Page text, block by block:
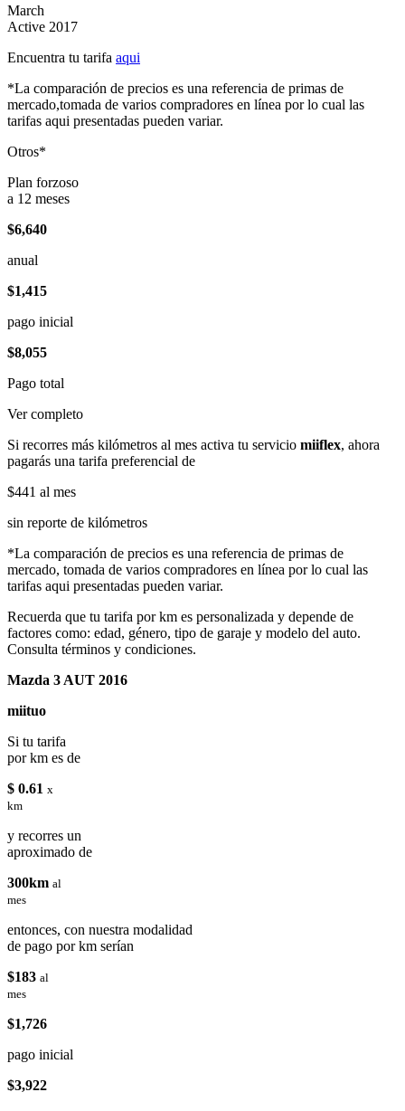
March
Active 2017
Encuentra tu tarifa aqui
*La comparación de precios es una referencia de primas de
mercado,tomada de varios compradores en línea por lo cual las
tarifas aqui presentadas pueden variar.
Otros*
Plan forzoso
a 12 meses
$6,640
anual
$1,415
pago inicial
$8,055
Pago total
Ver completo
Si recorres más kilómetros al mes activa tu servicio miiflex, ahora
pagarás una tarifa preferencial de
$441 al mes
sin reporte de kilómetros
*La comparación de precios es una referencia de primas de
mercado, tomada de varios compradores en línea por lo cual las
tarifas aqui presentadas pueden variar.
Recuerda que tu tarifa por km es personalizada y depende de
factores como: edad, género, tipo de garaje y modelo del auto.
Consulta términos y condiciones.
Mazda 3 AUT 2016
miituo
Si tu tarifa
por km es de
$ 0.61 x
km
y recorres un
aproximado de
300km al
mes
entonces, con nuestra modalidad
de pago por km serían
$183 al
mes
$1,726
pago inicial
$3,922